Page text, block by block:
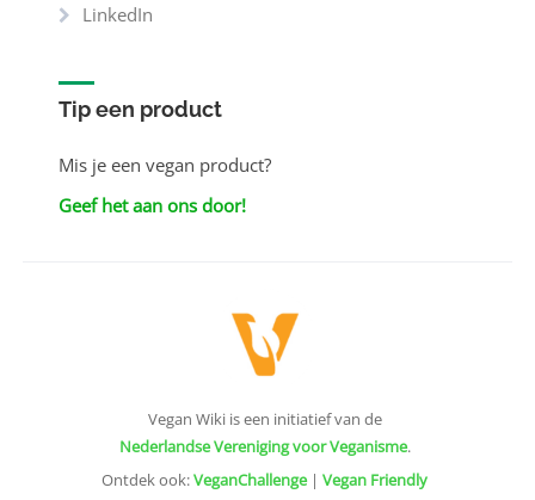
LinkedIn
Tip een product
Mis je een vegan product?
Geef het aan ons door!
Vegan Wiki is een initiatief van de
Nederlandse Vereniging voor Veganisme.
Ontdek ook:VeganChallenge| Vegan Friendly